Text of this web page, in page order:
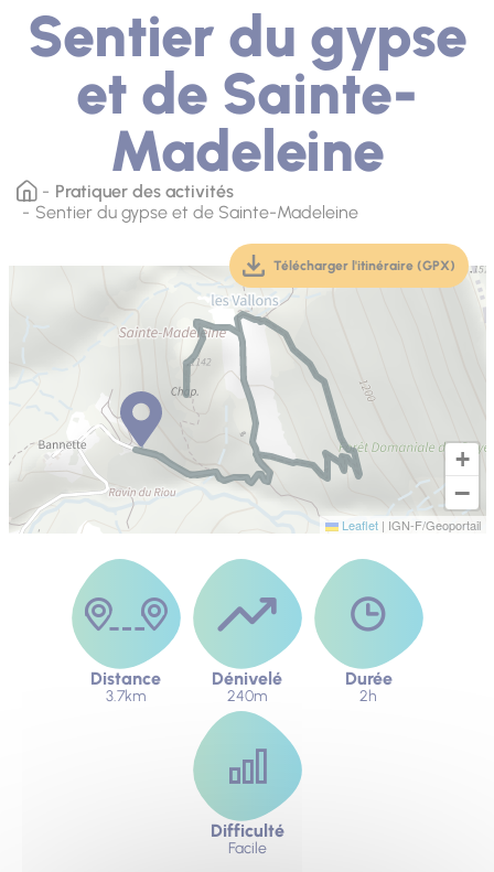
Sentier du gypse
et de Sainte-
Madeleine
Pratiquer des activités
Sentier du gypse et de Sainte-Madeleine
+
−
Leaflet | IGN-F/Geoportail
Télécharger l'itinéraire (GPX)
(téléchargement,
Distance
3.7km
Dénivelé
240m
Durée
2h
Difficulté
Facile